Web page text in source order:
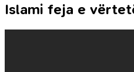
Islami feja e